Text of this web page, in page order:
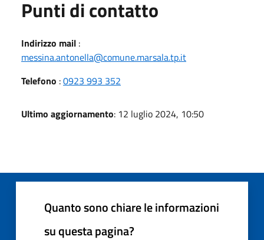
Punti di contatto
Indirizzo mail :
messina.antonella@comune.marsala.tp.it
Telefono :0923 993 352
Ultimo aggiornamento: 12 luglio 2024, 10:50
Quanto sono chiare le informazioni
su questa pagina?